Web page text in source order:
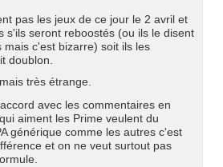
pas les jeux de ce jour le 2 avril et
s'ils seront reboostés (ou ils le disent
mais c'est bizarre) soit ils les
doublon.
très étrange.
avec les commentaires en
aiment les Prime veulent du
générique comme les autres c'est
et on ne veut surtout pas